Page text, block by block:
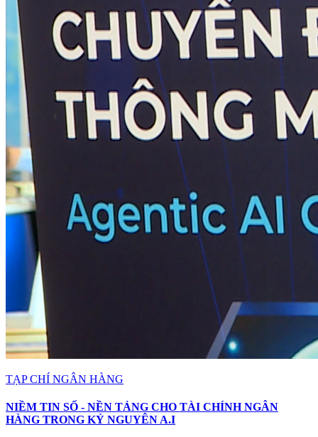
TẠP CHÍ NGÂN HÀNG
NIỀM TIN SỐ - NỀN TẢNG CHO TÀI CHÍNH NGÂN
HÀNG TRONG KỶ NGUYÊN A.I